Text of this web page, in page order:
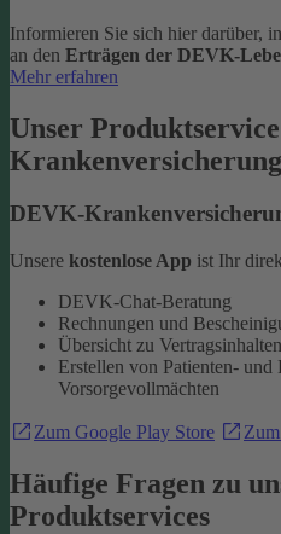
Informieren Sie sich hier darüber,
an den Erträgen der DEVK-
Mehr erfahren
Unser
Krankenversicherung
DEVK-
Unsere kostenlose App ist Ihr
DEVK-Chat-Beratung
Rechnungen und
Übersicht zu Vertragsinhalten
Erstellen von Patienten-
Vorsorgevollmächten
Zum Google Play Store
Häufige Fragen zu
Produktservices